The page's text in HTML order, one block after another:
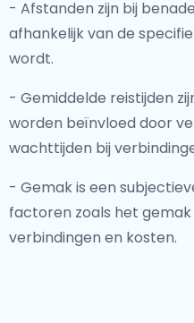
- Afstanden zijn bij
afhankelijk van de
wordt.
- Gemiddelde reistijden
worden beïnvloed door
wachttijden bij
- Gemak is een
factoren zoals het
verbindingen en kosten.